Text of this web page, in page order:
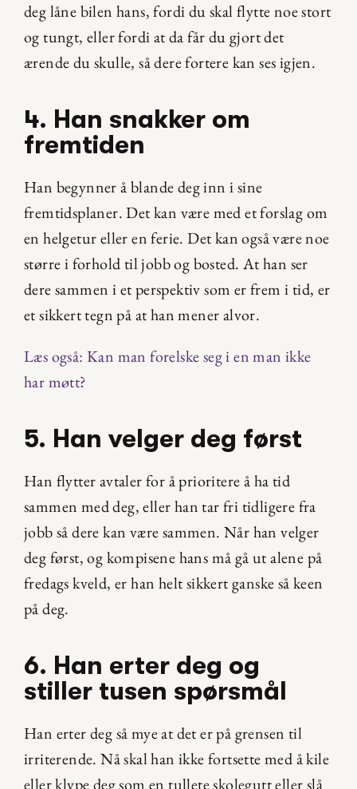
deg låne bilen hans, fordi du skal flytte noe stort
og tungt, eller fordi at da får du gjort det
ærende du skulle, så dere fortere kan ses igjen.
4. Han snakker om
fremtiden
Han begynner å blande deg inn i sine
fremtidsplaner. Det kan være med et forslag om
en helgetur eller en ferie. Det kan også være noe
større i forhold til jobb og bosted. At han ser
dere sammen i et perspektiv som er frem i tid, er
et sikkert tegn på at han mener alvor.
Læs også: Kan man forelske seg i en man ikke
har møtt?
5. Han velger deg først
Han flytter avtaler for å prioritere å ha tid
sammen med deg, eller han tar fri tidligere fra
jobb så dere kan være sammen. Når han velger
deg først, og kompisene hans må gå ut alene på
fredags kveld, er han helt sikkert ganske så keen
på deg.
6. Han erter deg og
stiller tusen spørsmål
Han erter deg så mye at det er på grensen til
irriterende. Nå skal han ikke fortsette med å kile
eller klype deg som en tullete skolegutt eller slå